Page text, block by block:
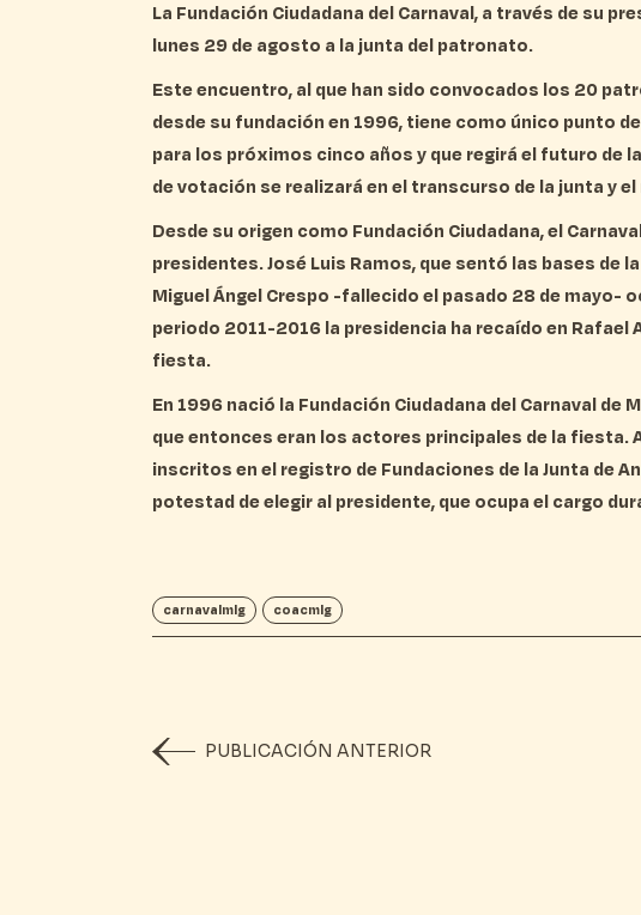
La Fundación Ciudadana del Carnaval, a través de su
lunes 29 de agosto a la junta del patronato.
Este encuentro, al que han sido convocados los 20
desde su fundación en 1996, tiene como único punto
para los próximos cinco años y que regirá el futuro de
de votación se realizará en el transcurso de la junta y
Desde su origen como Fundación Ciudadana, el
presidentes. José Luis Ramos, que sentó las bases de
Miguel Ángel Crespo -fallecido el pasado 28 de mayo-
periodo 2011-2016 la presidencia ha recaído en Rafael
fiesta.
En 1996 nació la Fundación Ciudadana del Carnaval
que entonces eran los actores principales de la
inscritos en el registro de Fundaciones de la Junta de
potestad de elegir al presidente, que ocupa el cargo
carnavalmlg coacmlg
PUBLICACIÓN ANTERIOR